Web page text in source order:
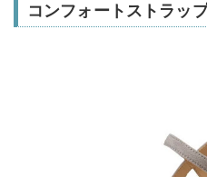
コンフォートストラッ